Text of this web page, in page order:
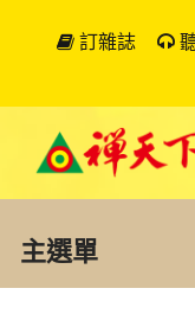
訂雜誌
主選單